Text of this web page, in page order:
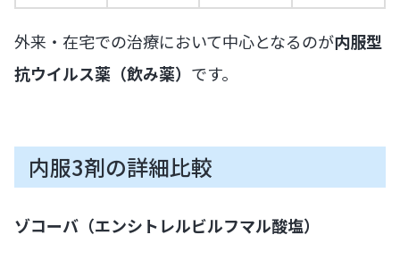
外来・在宅での治療において中心となるのが内服型
抗ウイルス薬（飲み薬） です。
内服3剤の詳細比較
ゾコーバ（エンシトレルビルフマル酸塩）